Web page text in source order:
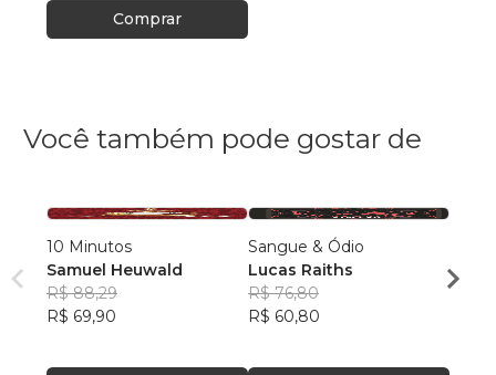
Comprar
Você também pode gostar de
10 Minutos
Samuel Heuwald
R$ 88,29
R$ 69,90
Sangue & Ódio
Lucas Raiths
R$ 76,80
R$ 60,80
R$